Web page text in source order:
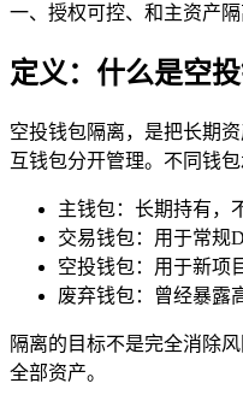
一、授权可控、和主资产隔
定义：什么是空投
空投钱包隔离，是把长期
互钱包分开管理。不同钱包
主钱包：长期持有，
交易钱包：用于常规
空投钱包：用于新项
废弃钱包：曾经暴露
隔离的目标不是完全消除
全部资产。